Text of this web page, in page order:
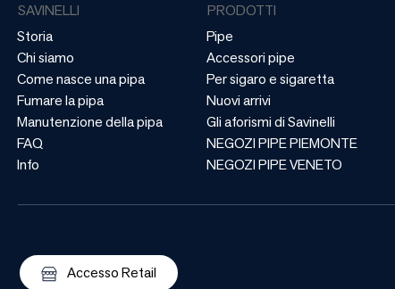
SAVINELLI
Storia
Chi siamo
Come nasce una pipa
Fumare la pipa
Manutenzione della pipa
FAQ
Info
PRODOTTI
Pipe
Accessori pipe
Per sigaro e sigaretta
Nuovi arrivi
Gli aforismi di Savinelli
NEGOZI PIPE PIEMONTE
NEGOZI PIPE VENETO
Accesso Retail